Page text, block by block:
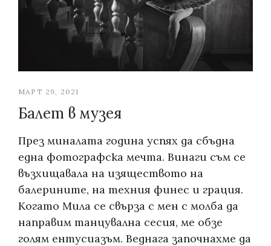
МАРТ 29, 2021
Балет в музея
През миналата година успях да сбъдна
една фотографска мечта. Винаги съм се
възхищавала на изяществото на
балерините, на техния финес и грация.
Когато Мила се свърза с мен с молба да
направим танцувална сесия, ме обзе
голям ентусиазъм. Веднага започнахме да